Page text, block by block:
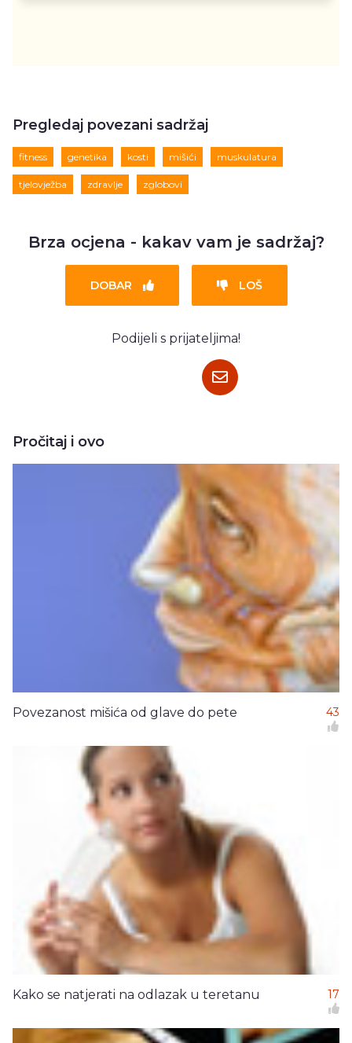
Pregledaj povezani sadržaj
fitness genetika kosti mišići muskulatura
tjelovježba zdravlje zglobovi
Brza ocjena - kakav vam je sadržaj?
DOBAR LOŠ
Podijeli s prijateljima!
Pročitaj i ovo
Povezanost mišića od glave do pete 43
Kako se natjerati na odlazak u teretanu 17